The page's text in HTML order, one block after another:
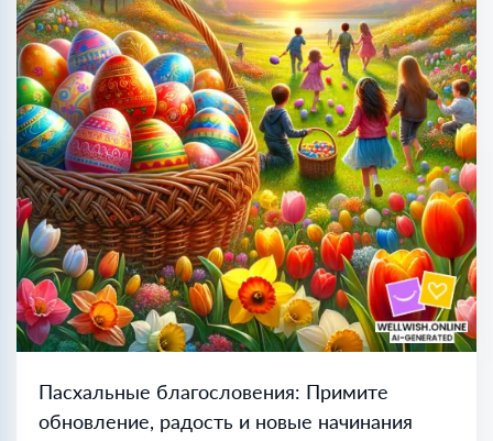
Пасхальные благословения: Примите
обновление, радость и новые начинания